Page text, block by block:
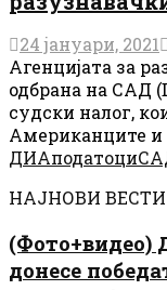
24 јануари, 2021
Агенцијата за
одбрана на САД
судски налог,
Американците и
ДИАподатоци
НАЈНОВИ ВЕСТИ
(Фото+видео)
донесе